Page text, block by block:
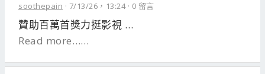
soothepain 7/13/26，13:24 0 留言
贊助百萬首獎力挺影視 …
Read more……